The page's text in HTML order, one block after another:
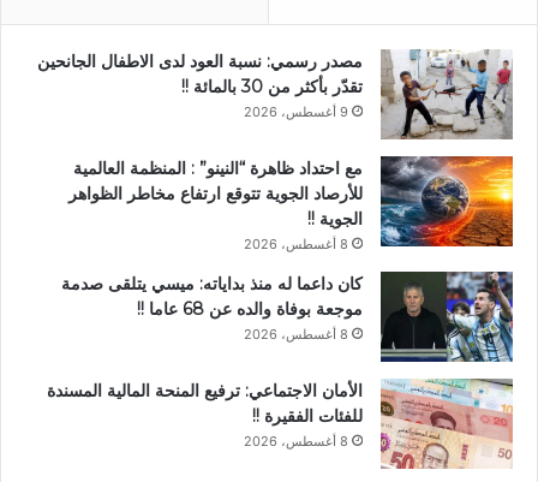
مصدر رسمي: نسبة العود لدى الاطفال الجانحين
تقدّر بأكثر من 30 بالمائة !!
9 أغسطس، 2026
مع احتداد ظاهرة “النينو” : المنظمة العالمية
للأرصاد الجوية تتوقع ارتفاع مخاطر الظواهر
الجوية !!
8 أغسطس، 2026
كان داعما له منذ بداياته: ميسي يتلقى صدمة
موجعة بوفاة والده عن 68 عاما !!
8 أغسطس، 2026
الأمان الاجتماعي: ترفيع المنحة المالية المسندة
للفئات الفقيرة !!
8 أغسطس، 2026